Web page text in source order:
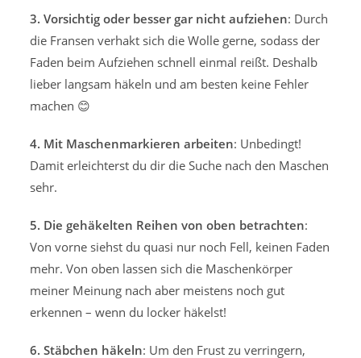
3. Vorsichtig oder besser gar nicht aufziehen: Durch
die Fransen verhakt sich die Wolle gerne, sodass der
Faden beim Aufziehen schnell einmal reißt. Deshalb
lieber langsam häkeln und am besten keine Fehler
machen 😊
4. Mit Maschenmarkieren arbeiten: Unbedingt!
Damit erleichterst du dir die Suche nach den Maschen
sehr.
5. Die gehäkelten Reihen von oben betrachten:
Von vorne siehst du quasi nur noch Fell, keinen Faden
mehr. Von oben lassen sich die Maschenkörper
meiner Meinung nach aber meistens noch gut
erkennen – wenn du locker häkelst!
6. Stäbchen häkeln: Um den Frust zu verringern,